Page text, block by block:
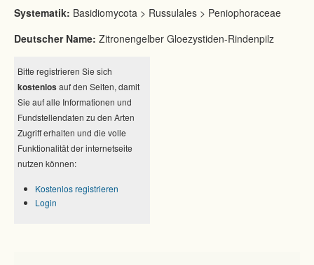
Systematik: Basidiomycota > Russulales > Peniophoraceae
Deutscher Name: Zitronengelber Gloezystiden-Rindenpilz
Bitte registrieren Sie sich
kostenlos auf den Seiten, damit
Sie auf alle Informationen und
Fundstellendaten zu den Arten
Zugriff erhalten und die volle
Funktionalität der internetseite
nutzen können:
Kostenlos registrieren
Login